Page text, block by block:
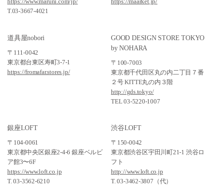
T.03-3667-4021
道具屋nobori
〒111-0042
東京都台東区寿町3-7-1
https://fromafar.stores.jp/
GOOD DESIGN STORE TOKYO
by NOHARA
〒100-7003
東京都千代田区丸の内二丁目７番
２号 KITTE丸の内３階
http://gds.tokyo/
TEL 03-5220-1007
銀座LOFT
〒104-0061
東京都中央区銀座2-4-6 銀座ベルビ
ア館3〜6F
https://www.loft.co.jp
T. 03-3562-6210
渋谷LOFT
〒150-0042
東京都渋谷区宇田川町21-1 渋谷ロ
フト
http://www.loft.co.jp
T. 03-3462-3807（代）